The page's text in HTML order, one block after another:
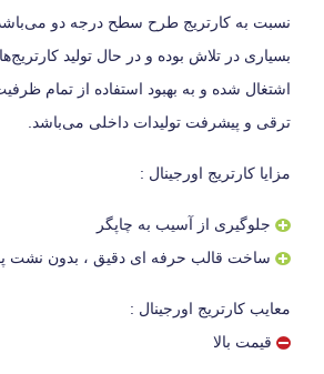
نسبت به کارتریج طرح سطح درجه دو
بسیاری در تلاش بوده و در حال تولید
اشتغال شده و به بهبود استفاده از تمام
ترقی و پیشرفت تولیدات داخلی می‌باشد.
مزایا کارتریج اورجینال :
جلوگیری از آسیب به چاپگر
ساخت قالب حرفه ای دقیق ، بدون نشت
معایب کارتریج اورجینال :
قیمت بالا